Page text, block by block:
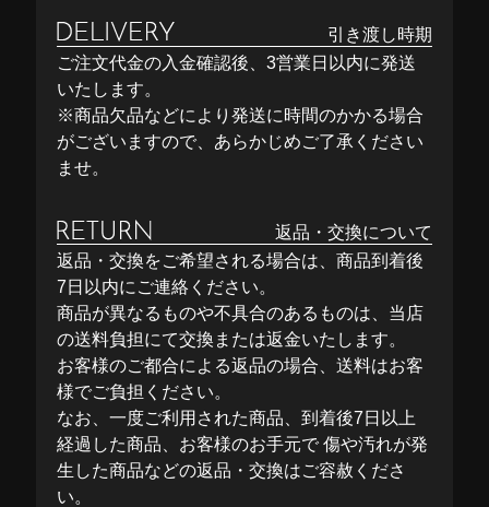
引き渡し時期
ご注文代金の入金確認後、3営業日以内に発送
いたします。
※商品欠品などにより発送に時間のかかる場合
がございますので、あらかじめご了承ください
ませ。
返品・交換について
返品・交換をご希望される場合は、商品到着後
7日以内にご連絡ください。
商品が異なるものや不具合のあるものは、当店
の送料負担にて交換または返金いたします。
お客様のご都合による返品の場合、送料はお客
様でご負担ください。
なお、一度ご利用された商品、到着後7日以上
経過した商品、お客様のお手元で 傷や汚れが発
生した商品などの返品・交換はご容赦くださ
い。